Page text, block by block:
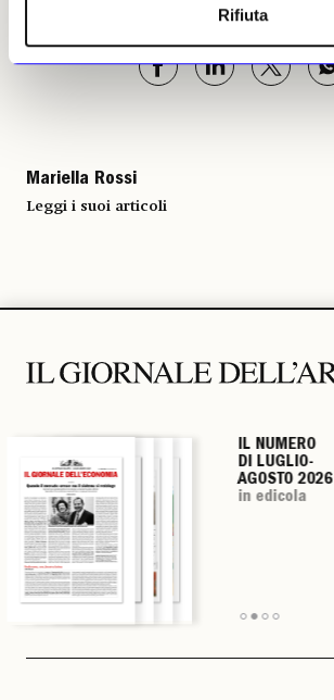
Rifiuta
Mariella Rossi
Leggi i suoi articoli
IL NUMERO
DI LUGLIO-
AGOSTO 2026
in edicola
IL NUMERO
DI LUGLIO-
AGOSTO 2026
in edicola
IL NUMERO
DI LUGLIO-
AGOSTO 2026
in edicola
IL NUMERO
DI LUGLIO-
AGOSTO 2026
in edicola